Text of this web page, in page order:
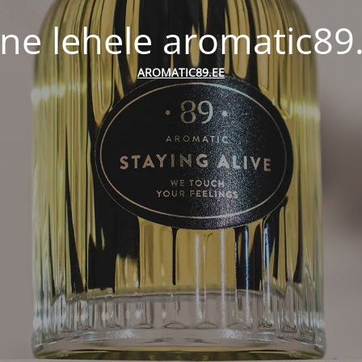
lehele
AROMATIC89.EE